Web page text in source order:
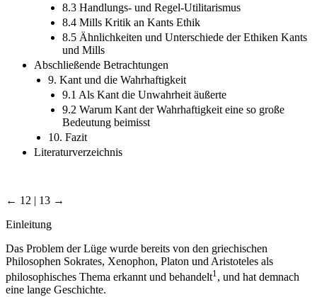
8.3 Handlungs- und Regel-Utilitarismus
8.4 Mills Kritik an Kants Ethik
8.5 Ähnlichkeiten und Unterschiede der Ethiken Kants
und Mills
Abschließende Betrachtungen
9. Kant und die Wahrhaftigkeit
9.1 Als Kant die Unwahrheit äußerte
9.2 Warum Kant der Wahrhaftigkeit eine so große
Bedeutung beimisst
10. Fazit
Literaturverzeichnis
← 12 | 13 →
Einleitung
Das Problem der Lüge wurde bereits von den griechischen
Philosophen Sokrates, Xenophon, Platon und Aristoteles als
philosophisches Thema erkannt und behandelt1 , und hat demnach
eine lange Geschichte.